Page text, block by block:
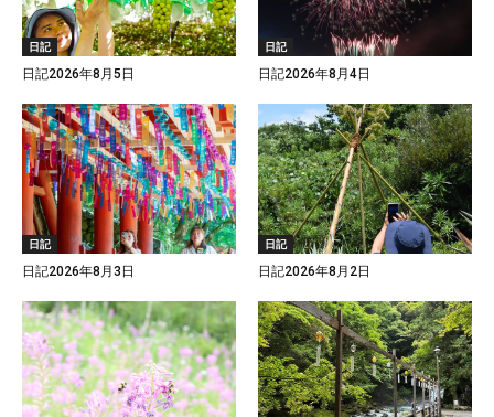
日記
日記2026年8月5日
日記
日記2026年8月4日
日記
日記2026年8月3日
日記
日記2026年8月2日